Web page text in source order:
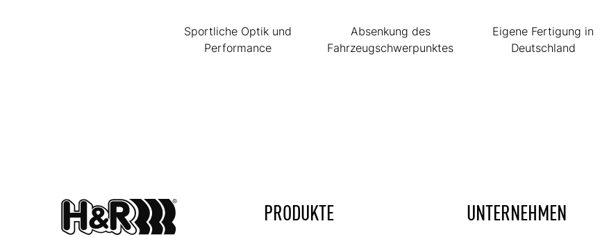
Sportliche Optik und
Performance
Absenkung des
Fahrzeugschwerpunktes
Eigene Fertigung in
Deutschland
PRODUKTE UNTERNEHMEN